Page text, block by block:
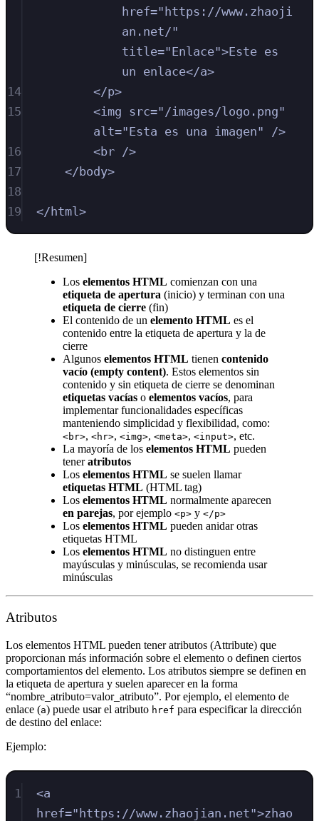
href=" https://www.zhaoji
an.net/"
title="Enlace">Este es
un enlace</a>
14
</p>
15
<img src=" /images/logo.png"
alt="Esta es una imagen"
/>
16
<br />
17
</ body>
18
19
</ html>
[!Resumen]
Los elementos HTML comienzan con una
etiqueta de apertura (inicio) y terminan con una
etiqueta de cierre (fin)
El contenido de un elemento HTML es el
contenido entre la etiqueta de apertura y la de
cierre
Algunos elementos HTML tienen contenido
vacío (empty content). Estos elementos sin
contenido y sin etiqueta de cierre se denominan
etiquetas vacías o elementos vacíos, para
implementar funcionalidades específicas
manteniendo simplicidad y flexibilidad, como:
<br>, <hr>, <img>, <meta>, <input>, etc.
La mayoría de los elementos HTML pueden
teneratributos
Los elementos HTML se suelen llamar
etiquetas HTML (HTML tag)
Los elementos HTML normalmente aparecen
en parejas, por ejemplo <p> y </p>
Los elementos HTML pueden anidar otras
etiquetas HTML
Los elementos HTML no distinguen entre
mayúsculas y minúsculas, se recomienda usar
minúsculas
Atributos
Los elementos HTML pueden tener atributos (Attribute) que
proporcionan más información sobre el elemento o definen ciertos
comportamientos del elemento. Los atributos siempre se definen en
la etiqueta de apertura y suelen aparecer en la forma
“nombre_atributo=valor_atributo”. Por ejemplo, el elemento de
enlace (a) puede usar el atributo href para especificar la dirección
de destino del enlace:
Ejemplo:
1 <a
href="https://www.zhaojian.net">zhao